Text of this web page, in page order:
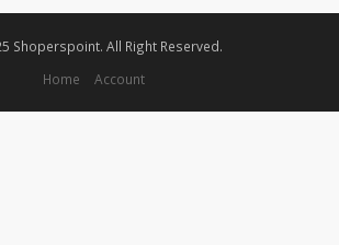
Shoperspoint. All Right Reserved.
Home
Account